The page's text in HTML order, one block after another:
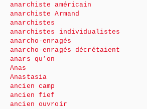
anarchiste américain
anarchiste Armand
anarchistes
anarchistes individualistes
anarcho-enragés
anarcho-enragés décrétaient
anars qu’on
Anas
Anastasia
ancien camp
ancien fief
ancien ouvroir